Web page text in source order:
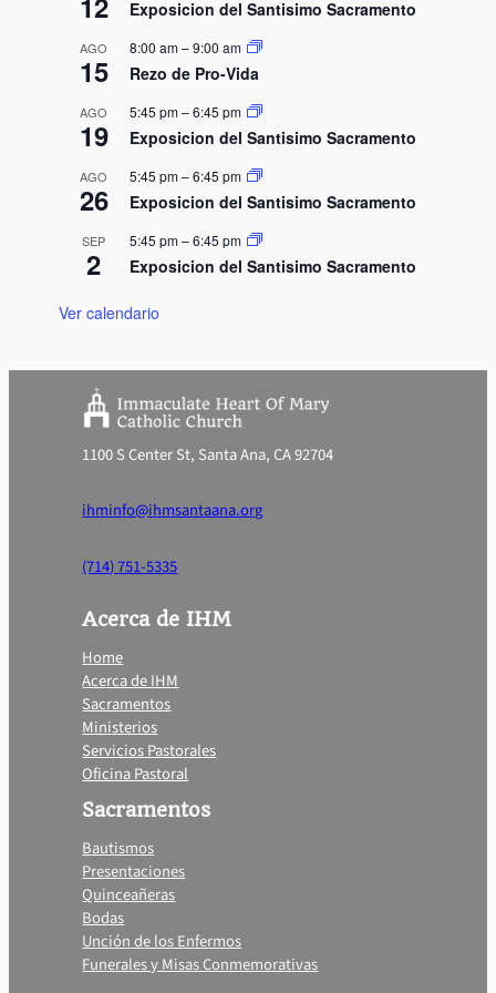
Exposicion del Santisimo Sacramento
AGO
15
8:00 am–9:00 am
Rezo de Pro-Vida
AGO
19
5:45 pm–6:45 pm
Exposicion del Santisimo Sacramento
AGO
26
5:45 pm–6:45 pm
Exposicion del Santisimo Sacramento
SEP
2
5:45 pm–6:45 pm
Exposicion del Santisimo Sacramento
Ver calendario
1100 S Center St, Santa Ana, CA 92704
ihminfo@ihmsantaana.org
(714) 751-5335
Acerca de IHM
Home
Acerca de IHM
Sacramentos
Ministerios
Servicios Pastorales
Oficina Pastoral
Sacramentos
Bautismos
Presentaciones
Quinceañeras
Bodas
Unción de los Enfermos
Funerales y Misas Conmemorativas